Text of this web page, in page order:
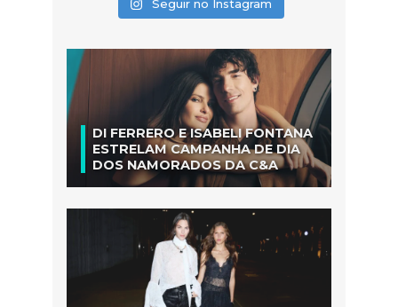
Seguir no Instagram
DI FERRERO E ISABELI FONTANA
ESTRELAM CAMPANHA DE DIA
DOS NAMORADOS DA C&A